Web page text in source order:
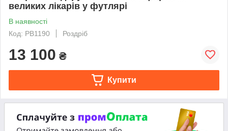
великих лікарів у футлярі
В наявності
Код: PB1190
Роздріб
13 100 ₴
Купити